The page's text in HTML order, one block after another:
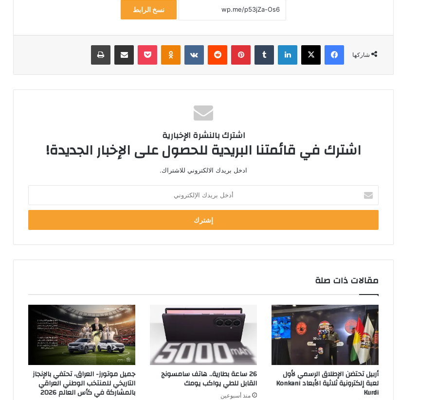
نسخ الرابط
شاركها
فيسبوك ‫X لينكدإن بينتيريست Odnoklassniki
‫Pocket مشاركة عبر البريد طباعة
اشترك بالنشرة الإخبارية
اشترك في قائمتنا البريدية للحصول على الإخبار الجديدة!
ادخل بريدك الالكتروني للاشتراك.
بريدك
الإلكتروني
مقالات ذات صلة
أربيل تحتضن الإطلاق الرسمي لأول
لعبة إلكترونية ثلاثية الأبعاد Konkani
Kurdi
26 ساعة بطارية.. هاتف سامسونج
القابل للطي يواكب يومك
منذ أسبوعين
جميل موتورز- العراق، تحتفي بالإنجاز
التاريخي للمنتخب الوطني العراقي
بالمشاركة في كأس العالم 2026